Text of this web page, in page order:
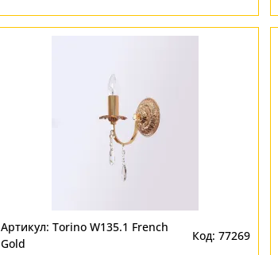
Torino W135.1 French
Gold
77269